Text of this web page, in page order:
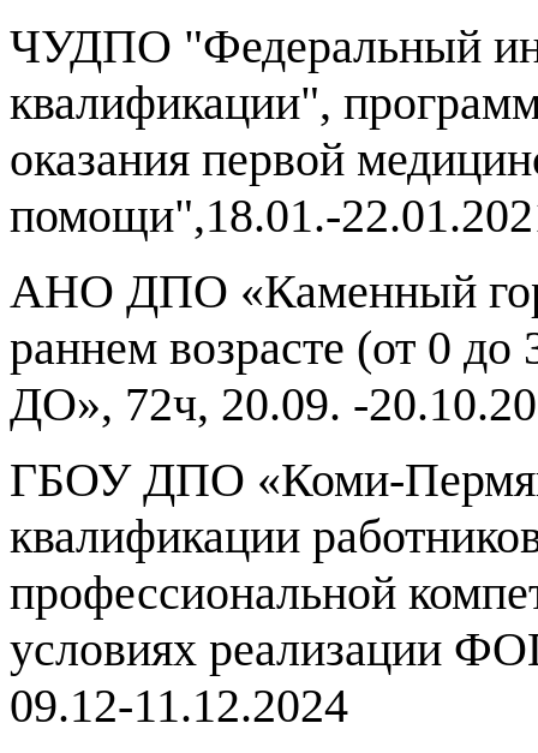
ЧУДПО "Федеральный
квалификации",
оказания первой
помощи",18.01.-
АНО ДПО «Каменный
раннем возрасте (от 0
ДО», 72ч, 20.09. -
ГБОУ ДПО «Коми-
квалификации
профессиональной
условиях реализации
09.12-11.12.2024